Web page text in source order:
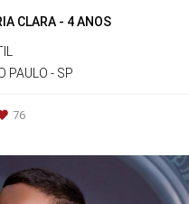
CLARA - 4 ANOS
PAULO - SP
76